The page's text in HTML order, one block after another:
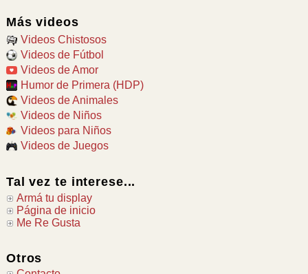
Más videos
Videos Chistosos
Videos de Fútbol
Videos de Amor
Humor de Primera (HDP)
Videos de Animales
Videos de Niños
Videos para Niños
Videos de Juegos
Tal vez te interese...
Armá tu display
Página de inicio
Me Re Gusta
Otros